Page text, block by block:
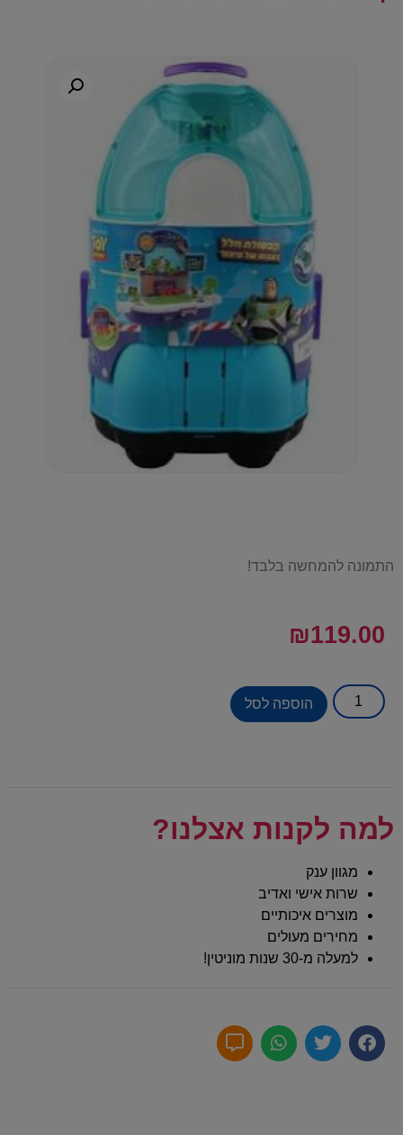
התמונה להמחשה בלבד!
₪119.00
הוספה לסל
למה לקנות אצלנו?
מגוון ענק
שרות אישי ואדיב
מוצרים איכותיים
מחירים מעולים
למעלה מ-30 שנות מוניטין!